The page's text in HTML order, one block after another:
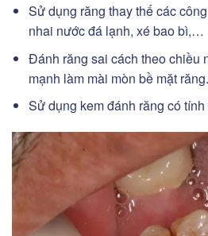
Sử dụng răng thay thế các
nhai nước đá lạnh, xé bao bì,…
Đánh răng sai cách theo chiều
mạnh làm mài mòn bề mặt răng.
Sử dụng kem đánh răng có tính